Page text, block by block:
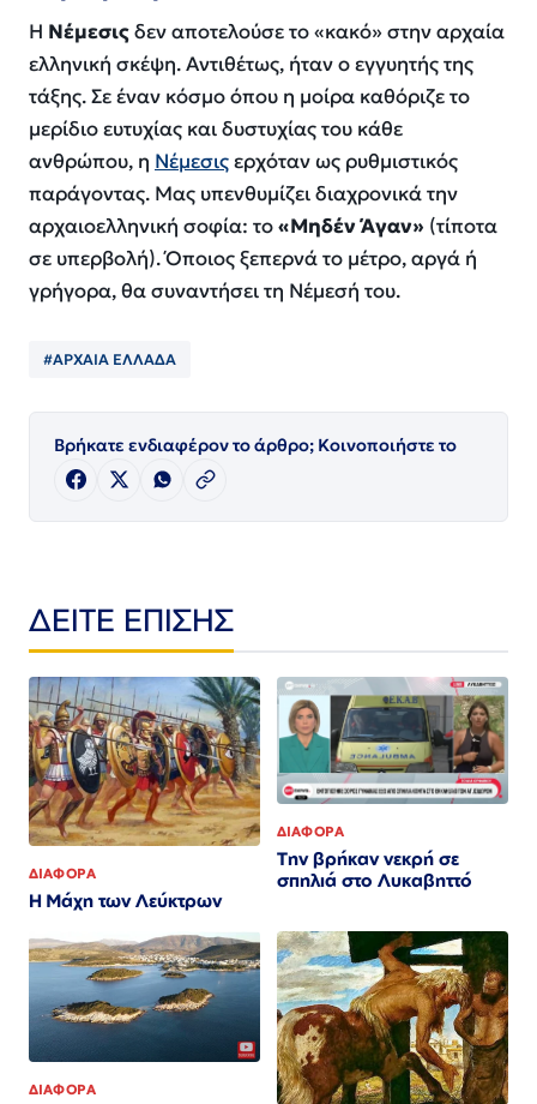
Η Νέμεσιςδεν αποτελούσε το «κακό» στην αρχαία
ελληνική σκέψη. Αντιθέτως, ήταν ο εγγυητής της
τάξης. Σε έναν κόσμο όπου η μοίρα καθόριζε το
μερίδιο ευτυχίας και δυστυχίας του κάθε
ανθρώπου, η Νέμεσιςερχόταν ως ρυθμιστικός
παράγοντας. Μας υπενθυμίζει διαχρονικά την
αρχαιοελληνική σοφία: το«Μηδέν Άγαν» (τίποτα
σε υπερβολή). Όποιος ξεπερνά το μέτρο, αργά ή
γρήγορα, θα συναντήσει τη Νέμεσή του.
#ΑΡΧΑΙΑ ΕΛΛΑΔΑ
Βρήκατε ενδιαφέρον το άρθρο; Κοινοποιήστε το
ΔΕΙΤΕ ΕΠΙΣΗΣ
ΔΙΑΦΟΡΑ
Η Μάχη των Λεύκτρων
ΔΙΑΦΟΡΑ
Την βρήκαν νεκρή σε
σπηλιά στο Λυκαβηττό
ΔΙΑΦΟΡΑ